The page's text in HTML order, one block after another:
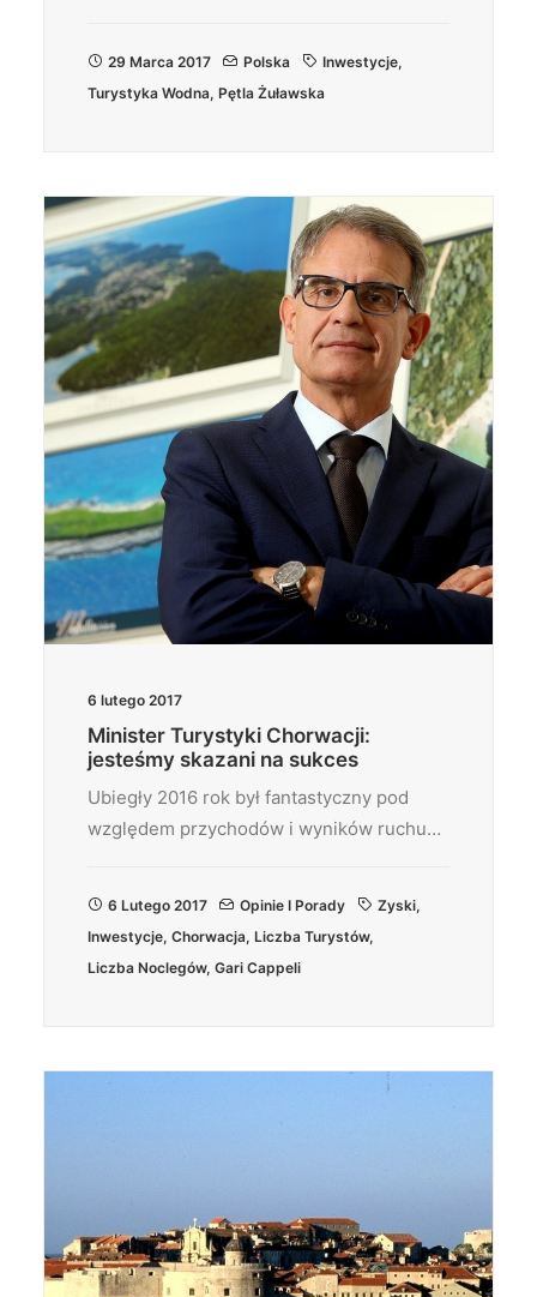
29 Marca 2017 Polska Inwestycje,
Turystyka Wodna, Pętla Żuławska
6 lutego 2017
Minister Turystyki Chorwacji:
jesteśmy skazani na sukces
Ubiegły 2016 rok był fantastyczny pod
względem przychodów i wyników ruchu…
6 Lutego 2017 Opinie I Porady Zyski,
Inwestycje, Chorwacja, Liczba Turystów,
Liczba Noclegów, Gari Cappeli